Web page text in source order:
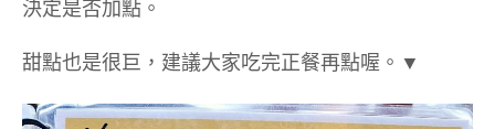
決定是否加點。
甜點也是很巨，建議大家吃完正餐再點喔。▼